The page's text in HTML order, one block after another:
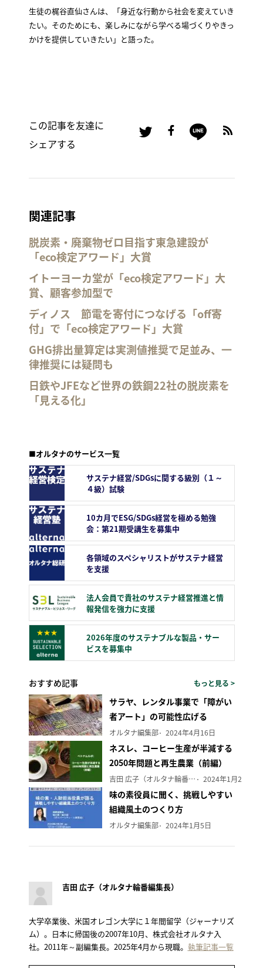
生徒の梶谷直仙さんは、「身近な行動から社会を変えていき
たい。そのためにも、楽しみにながら学べる場づくりやきっ
かけを提供していきたい」と語った。
この記事を友達に
シェアする
関連記事
脱炭素・廃棄物ゼロ目指す東急建設が
「eco検定アワード」大賞
イトーヨーカ堂が「eco検定アワード」大
賞、顧客参加型で
ディノス 節電を寄付につなげる「off寄
付」で「eco検定アワード」大賞
GHG排出量算定は実測値推奨で足並み、一
律推奨には疑問も
日鉄やJFEなど世界の鉄鋼22社の脱炭素を
「見える化」
■オルタナのサービス一覧
サステナ経営/SDGsに関する級別（１～
４級）試験
10カ月でESG/SDGs経営を極める勉強
会：第21期受講生を募集中
各領域のスペシャリストがサステナ経営
を支援
法人会員で貴社のサステナ経営推進と情
報発信を強力に支援
2026年度のサステナブルな製品・サー
ビスを募集中
おすすめ記事 もっと見る >
サラヤ、レンタル事業で「障がい
者アート」の可能性広げる
オルタナ編集部 2024年4月16日
ネスレ、コーヒー生産が半減する
2050年問題と再生農業（前編）
吉田 広子（オルタナ輪番編集長） 2024年1月29日
味の素役員に聞く、挑戦しやすい
組織風土のつくり方
オルタナ編集部 2024年1月5日
吉田 広子（オルタナ輪番編集長）
大学卒業後、米国オレゴン大学に１年間留学（ジャーナリズ
ム）。日本に帰国後の2007年10月、株式会社オルタナ入
社。2011年～副編集長。2025年4月から現職。 執筆記事一覧